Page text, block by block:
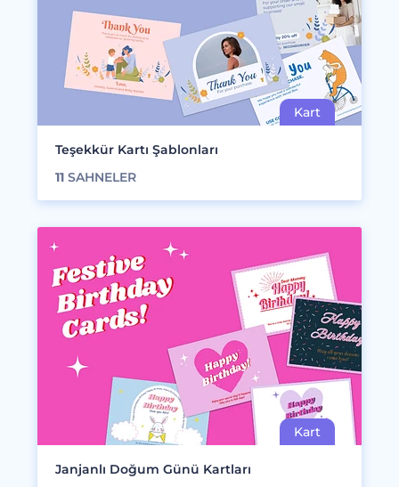
Teşekkür Kartı Şablonları
11 SAHNELER
Janjanlı Doğum Günü Kartları